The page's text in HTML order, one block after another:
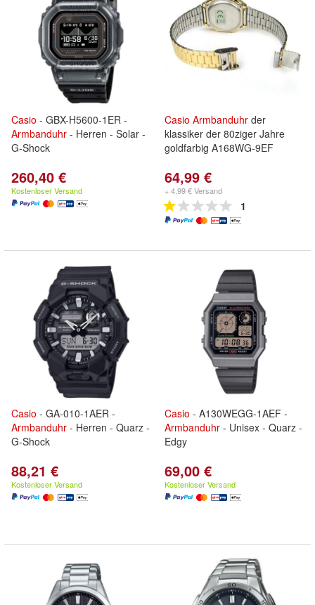
Casio - GBX-H5600-1ER -
Armbanduhr - Herren - Solar -
G-Shock
260,40 €
Kostenloser Versand
Casio Armbanduhr der
klassiker der 80ziger Jahre
goldfarbig A168WG-9EF
64,99 €
+ 4,99 € Versand
1
Casio - GA-010-1AER -
Armbanduhr - Herren - Quarz -
G-Shock
88,21 €
Kostenloser Versand
Casio - A130WEGG-1AEF -
Armbanduhr - Unisex - Quarz -
Edgy
69,00 €
Kostenloser Versand